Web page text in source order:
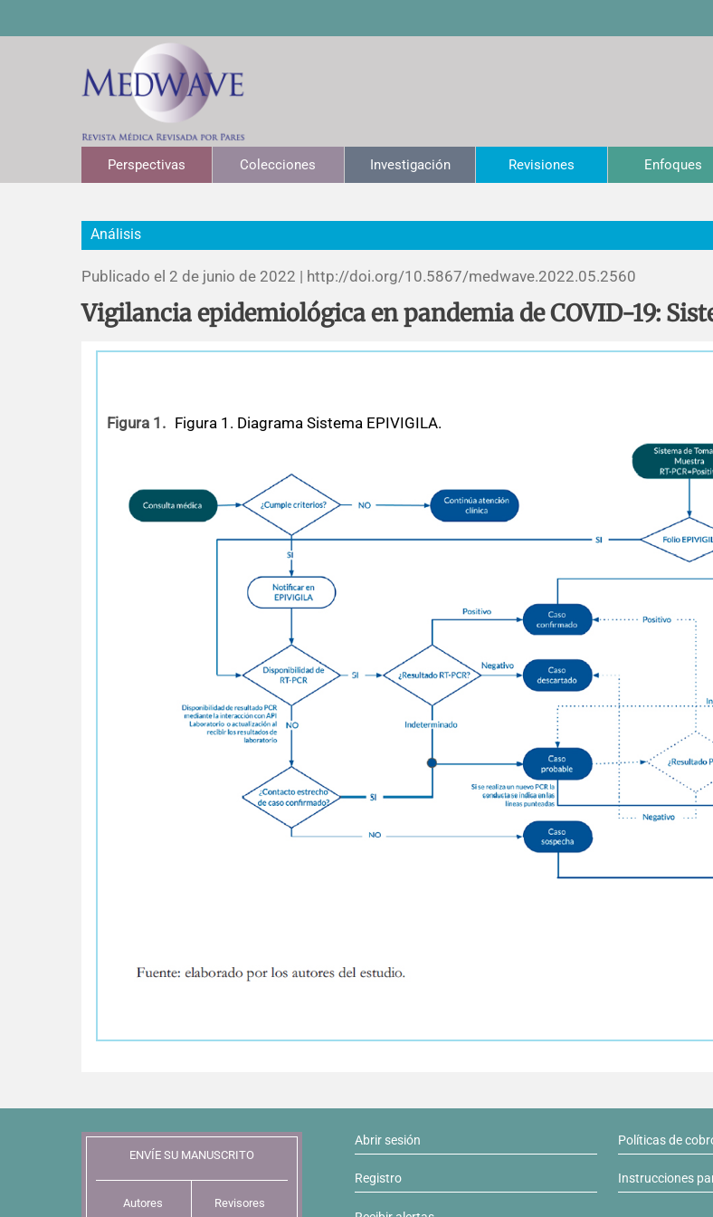
Perspectivas Colecciones Investigación Revisiones Enfoques
Análisis
Publicado el 2 de junio de 2022 | http://doi.org/10.5867/medwave.2022.05.2560
Vigilancia epidemiológica en pandemia de COVID-19:
Figura 1. Figura 1. Diagrama Sistema EPIVIGILA.
ENVÍE SU MANUSCRITO
Autores Revisores
Abrir sesión
Registro
Políticas de
Instrucciones